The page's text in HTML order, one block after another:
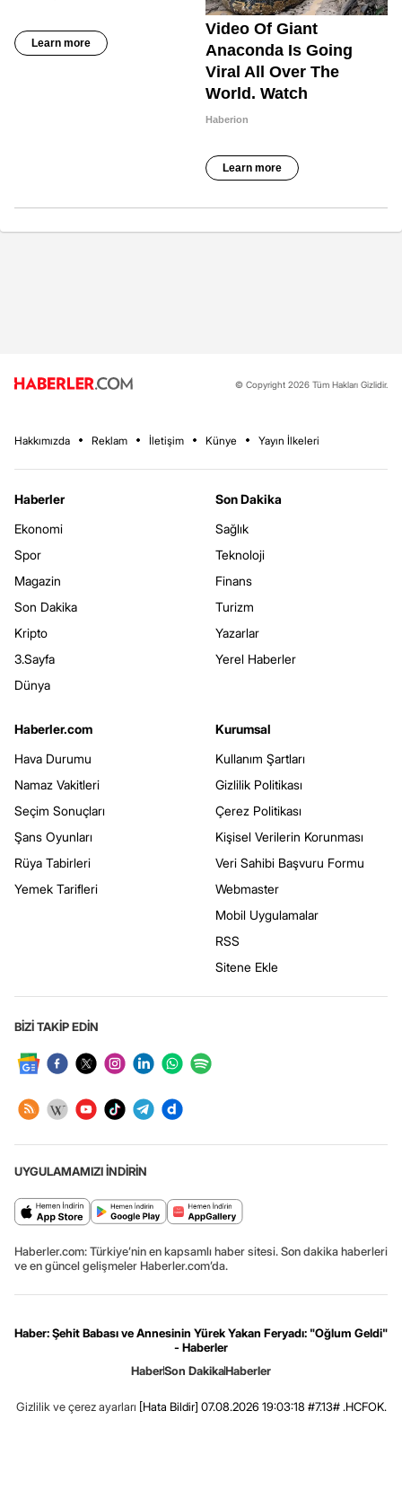
© Copyright 2026 Tüm Hakları Gizlidir.
Hakkımızda Reklam İletişim Künye Yayın İlkeleri
Haberler
Ekonomi
Spor
Magazin
Son Dakika
Kripto
3.Sayfa
Dünya
Son Dakika
Sağlık
Teknoloji
Finans
Turizm
Yazarlar
Yerel Haberler
Haberler.com
Hava Durumu
Namaz Vakitleri
Seçim Sonuçları
Şans Oyunları
Rüya Tabirleri
Yemek Tarifleri
Kurumsal
Kullanım Şartları
Gizlilik Politikası
Çerez Politikası
Kişisel Verilerin Korunması
Veri Sahibi Başvuru Formu
Webmaster
Mobil Uygulamalar
RSS
Sitene Ekle
BİZİ TAKİP EDİN
UYGULAMAMIZI İNDİRİN
Haberler.com: Türkiye’nin en kapsamlı haber sitesi. Son dakika haberleri
ve en güncel gelişmeler Haberler.com’da.
Haber: Şehit Babası ve Annesinin Yürek Yakan Feryadı: "Oğlum Geldi"
- Haberler
HaberSon DakikaHaberler
Gizlilik ve çerez ayarları [Hata Bildir] 07.08.2026 19:03:18 #7.13# .HCFOK.